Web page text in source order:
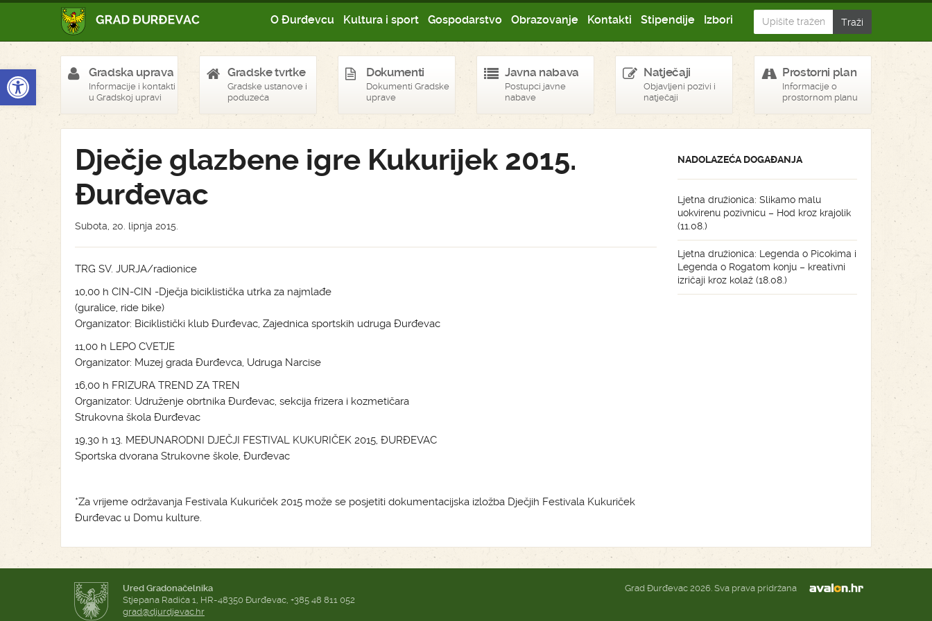
Open toolbar
O Đurđevcu Kultura i sport Gospodarstvo Obrazovanje Kontakti Stipendije Izbori
Gradska uprava
Informacije i kontakti
u Gradskoj upravi
Gradske tvrtke
Gradske ustanove i
poduzeća
Dokumenti
Dokumenti Gradske
uprave
Javna nabava
Postupci javne
nabave
Natječaji
Objavljeni pozivi i
natječaji
Prostorni plan
Informacije o
prostornom planu
Dječje glazbene igre Kukurijek 2015.
Đurđevac
Subota, 20. lipnja 2015.
TRG SV. JURJA/radionice
10,00 h CIN-CIN -Dječja biciklistička utrka za najmlađe
(guralice, ride bike)
Organizator: Biciklistički klub Đurđevac, Zajednica sportskih udruga Đurđevac
11,00 h LEPO CVETJE
Organizator: Muzej grada Đurđevca, Udruga Narcise
16,00 h FRIZURA TREND ZA TREN
Organizator: Udruženje obrtnika Đurđevac, sekcija frizera i kozmetičara
Strukovna škola Đurđevac
19,30 h 13. MEĐUNARODNI DJEČJI FESTIVAL KUKURIČEK 2015, ĐURĐEVAC
Sportska dvorana Strukovne škole, Đurđevac
*Za vrijeme održavanja Festivala Kukuriček 2015 može se posjetiti dokumentacijska izložba Dječjih Festivala Kukuriček
Đurđevac u Domu kulture.
NADOLAZEĆA DOGAĐANJA
Ljetna družionica: Slikamo malu
uokvirenu pozivnicu – Hod kroz krajolik
(11.08.)
Ljetna družionica: Legenda o Picokima i
Legenda o Rogatom konju – kreativni
izričaji kroz kolaž (18.08.)
Ured Gradonačelnika
Stjepana Radića 1, HR-48350 Đurđevac, +385 48 811 052
grad@djurdjevac.hr
Grad Đurđevac 2026. Sva prava pridržana